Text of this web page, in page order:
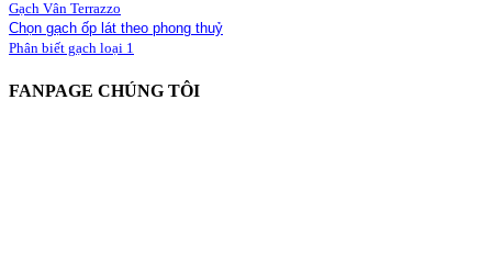
Gạch Vân Terrazzo
Chọn gạch ốp lát theo phong thuỷ
Phân biết gạch loại 1
FANPAGE CHÚNG TÔI